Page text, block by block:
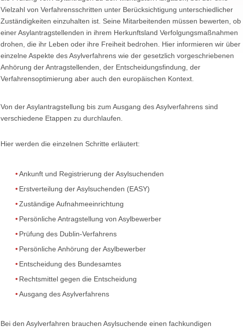
Vielzahl von Verfahrensschritten unter Berücksichtigung unterschiedlicher
Zuständigkeiten einzuhalten ist. Seine Mitarbeitenden müssen bewerten, ob
einer Asylantragstellenden in ihrem Herkunftsland Verfolgungsmaßnahmen
drohen, die ihr Leben oder ihre Freiheit bedrohen. Hier informieren wir über
einzelne Aspekte des Asylverfahrens wie der gesetzlich vorgeschriebenen
Anhörung der Antragstellenden, der Entscheidungsfindung, der
Verfahrensoptimierung aber auch den europäischen Kontext.
Von der Asylantragstellung bis zum Ausgang des Asylverfahrens sind
verschiedene Etappen zu durchlaufen.
Hier werden die einzelnen Schritte erläutert:
Ankunft und Registrierung der Asylsuchenden
Erstverteilung der Asylsuchenden (EASY)
Zuständige Aufnahmeeinrichtung
Persönliche Antragstellung von Asylbewerber
Prüfung des Dublin-Verfahrens
Persönliche Anhörung der Asylbewerber
Entscheidung des Bundesamtes
Rechtsmittel gegen die Entscheidung
Ausgang des Asylverfahrens
Bei den Asylverfahren brauchen Asylsuchende einen fachkundigen